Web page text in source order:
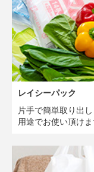
レイシーパック
片手で簡単取り出
用途でお使い頂けま